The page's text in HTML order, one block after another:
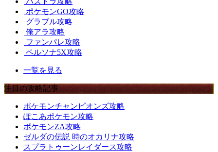
ポケモンGO攻略
グラブル攻略
俺アラ攻略
ファンパレ攻略
ペルソナ5X攻略
一覧を見る
注目の攻略記事
ポケモンチャンピオンズ攻略
ぽこあポケモン攻略
ポケモンZA攻略
ゼルダの伝説 時のオカリナ攻略
スプラトゥーンレイダース攻略